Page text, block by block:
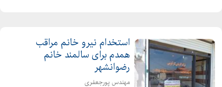
استخدام نیرو خانم مراقب
همدم برای سالمند خانم
رضوانشهر
مهندس پورجعفری